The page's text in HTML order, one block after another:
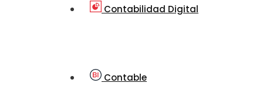
Contabilidad Digital
Contable